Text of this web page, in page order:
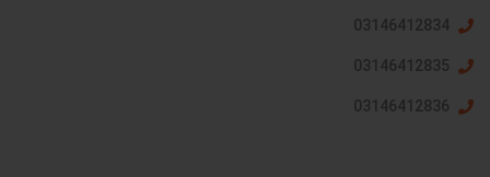
03146412834
03146412835
03146412836